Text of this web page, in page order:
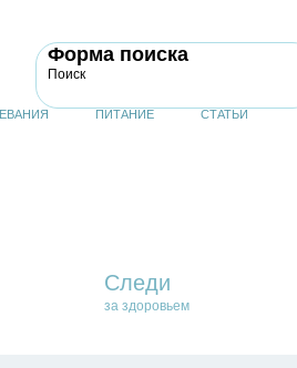
Форма поиска
Поиск
ПИТАНИЕ СТАТЬИ
Следи
за здоровьем